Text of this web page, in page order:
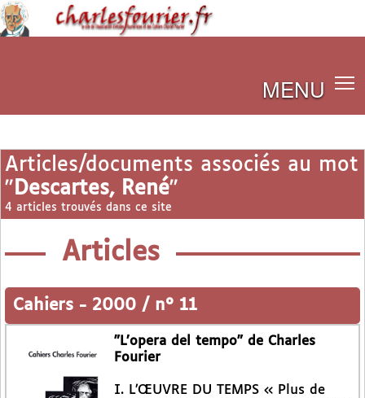
MENU
Articles/documents associés au mot
" Descartes, René"
4 articles trouvés dans ce site
Articles
Cahiers - 2000 / n° 11
"L’opera del tempo" de Charles
Fourier
I. L’ŒUVRE DU TEMPS « Plus de